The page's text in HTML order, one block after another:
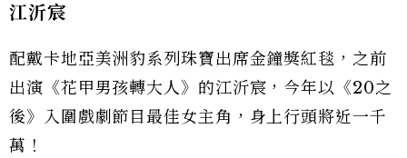
江沂宸
配戴卡地亞美洲豹系列珠寶出席金鐘獎紅毯，之前
出演《花甲男孩轉大人》的江沂宸，今年以《20之
後》入圍戲劇節目最佳女主角，身上行頭將近一千
萬！